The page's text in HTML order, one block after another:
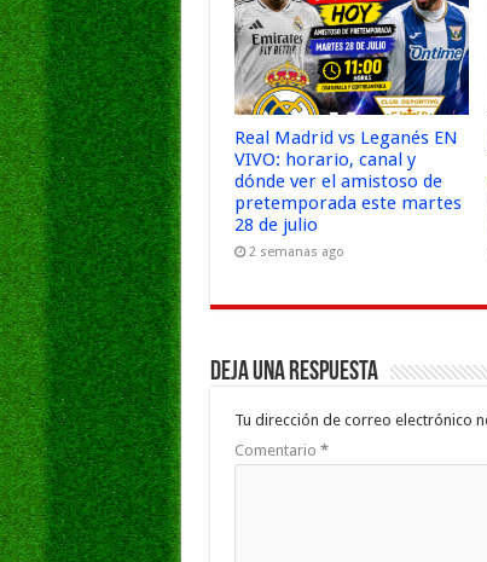
Real Madrid vs Leganés EN
VIVO: horario, canal y
dónde ver el amistoso de
pretemporada este martes
28 de julio
2 semanas ago
Deja una respuesta
Tu dirección de correo electrónico
Comentario *